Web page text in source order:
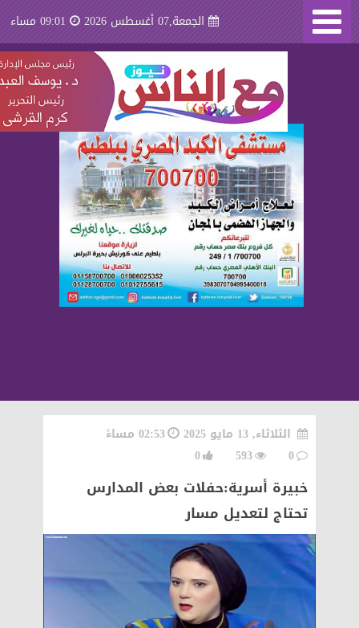
الجمعة,07 أغسطس 2026 09:01 مساء
الثلاثاء, 13 مايو 2025
02:53 مساءً
0
593
0
خبيرة أسرية:حفلات بعض المدارس
تحتاج لتعديل مسار